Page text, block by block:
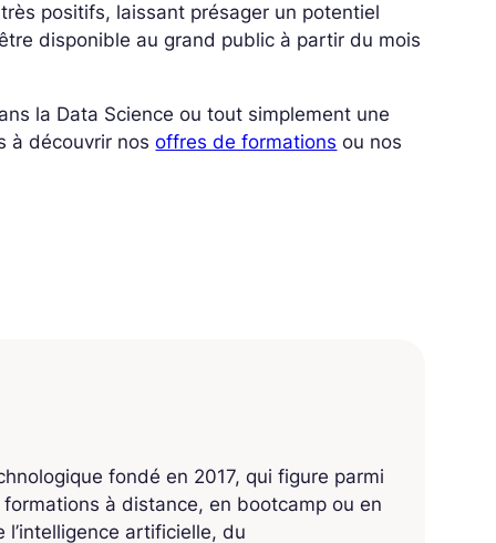
positifs, laissant présager un potentiel
disponible au grand public à partir du mois
la Data Science ou tout simplement une
à découvrir nosoffres de formations ou nos
fondé en 2017, qui figure parmi
à distance, en bootcamp ou en
artificielle, du